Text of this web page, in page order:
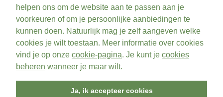
helpen ons om de website aan te passen aan je
voorkeuren of om je persoonlijke aanbiedingen te
kunnen doen. Natuurlijk mag je zelf aangeven welke
cookies je wilt toestaan. Meer informatie over cookies
vind je op onze cookie-pagina. Je kunt je cookies
beheren wanneer je maar wilt.
Ja, ik accepteer cookies